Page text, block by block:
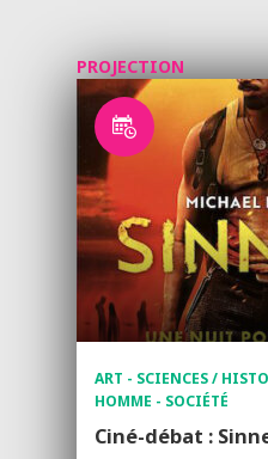
PROJECTION
ART - SCIENCES /
HOMME - SOCIÉTÉ
Ciné-débat :